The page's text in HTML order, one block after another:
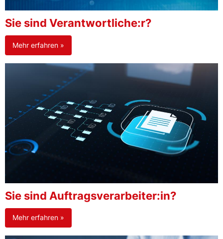
Sie sind Verantwortliche:r?
Mehr erfahren »
Sie sind Auftragsverarbeiter:in?
Mehr erfahren »